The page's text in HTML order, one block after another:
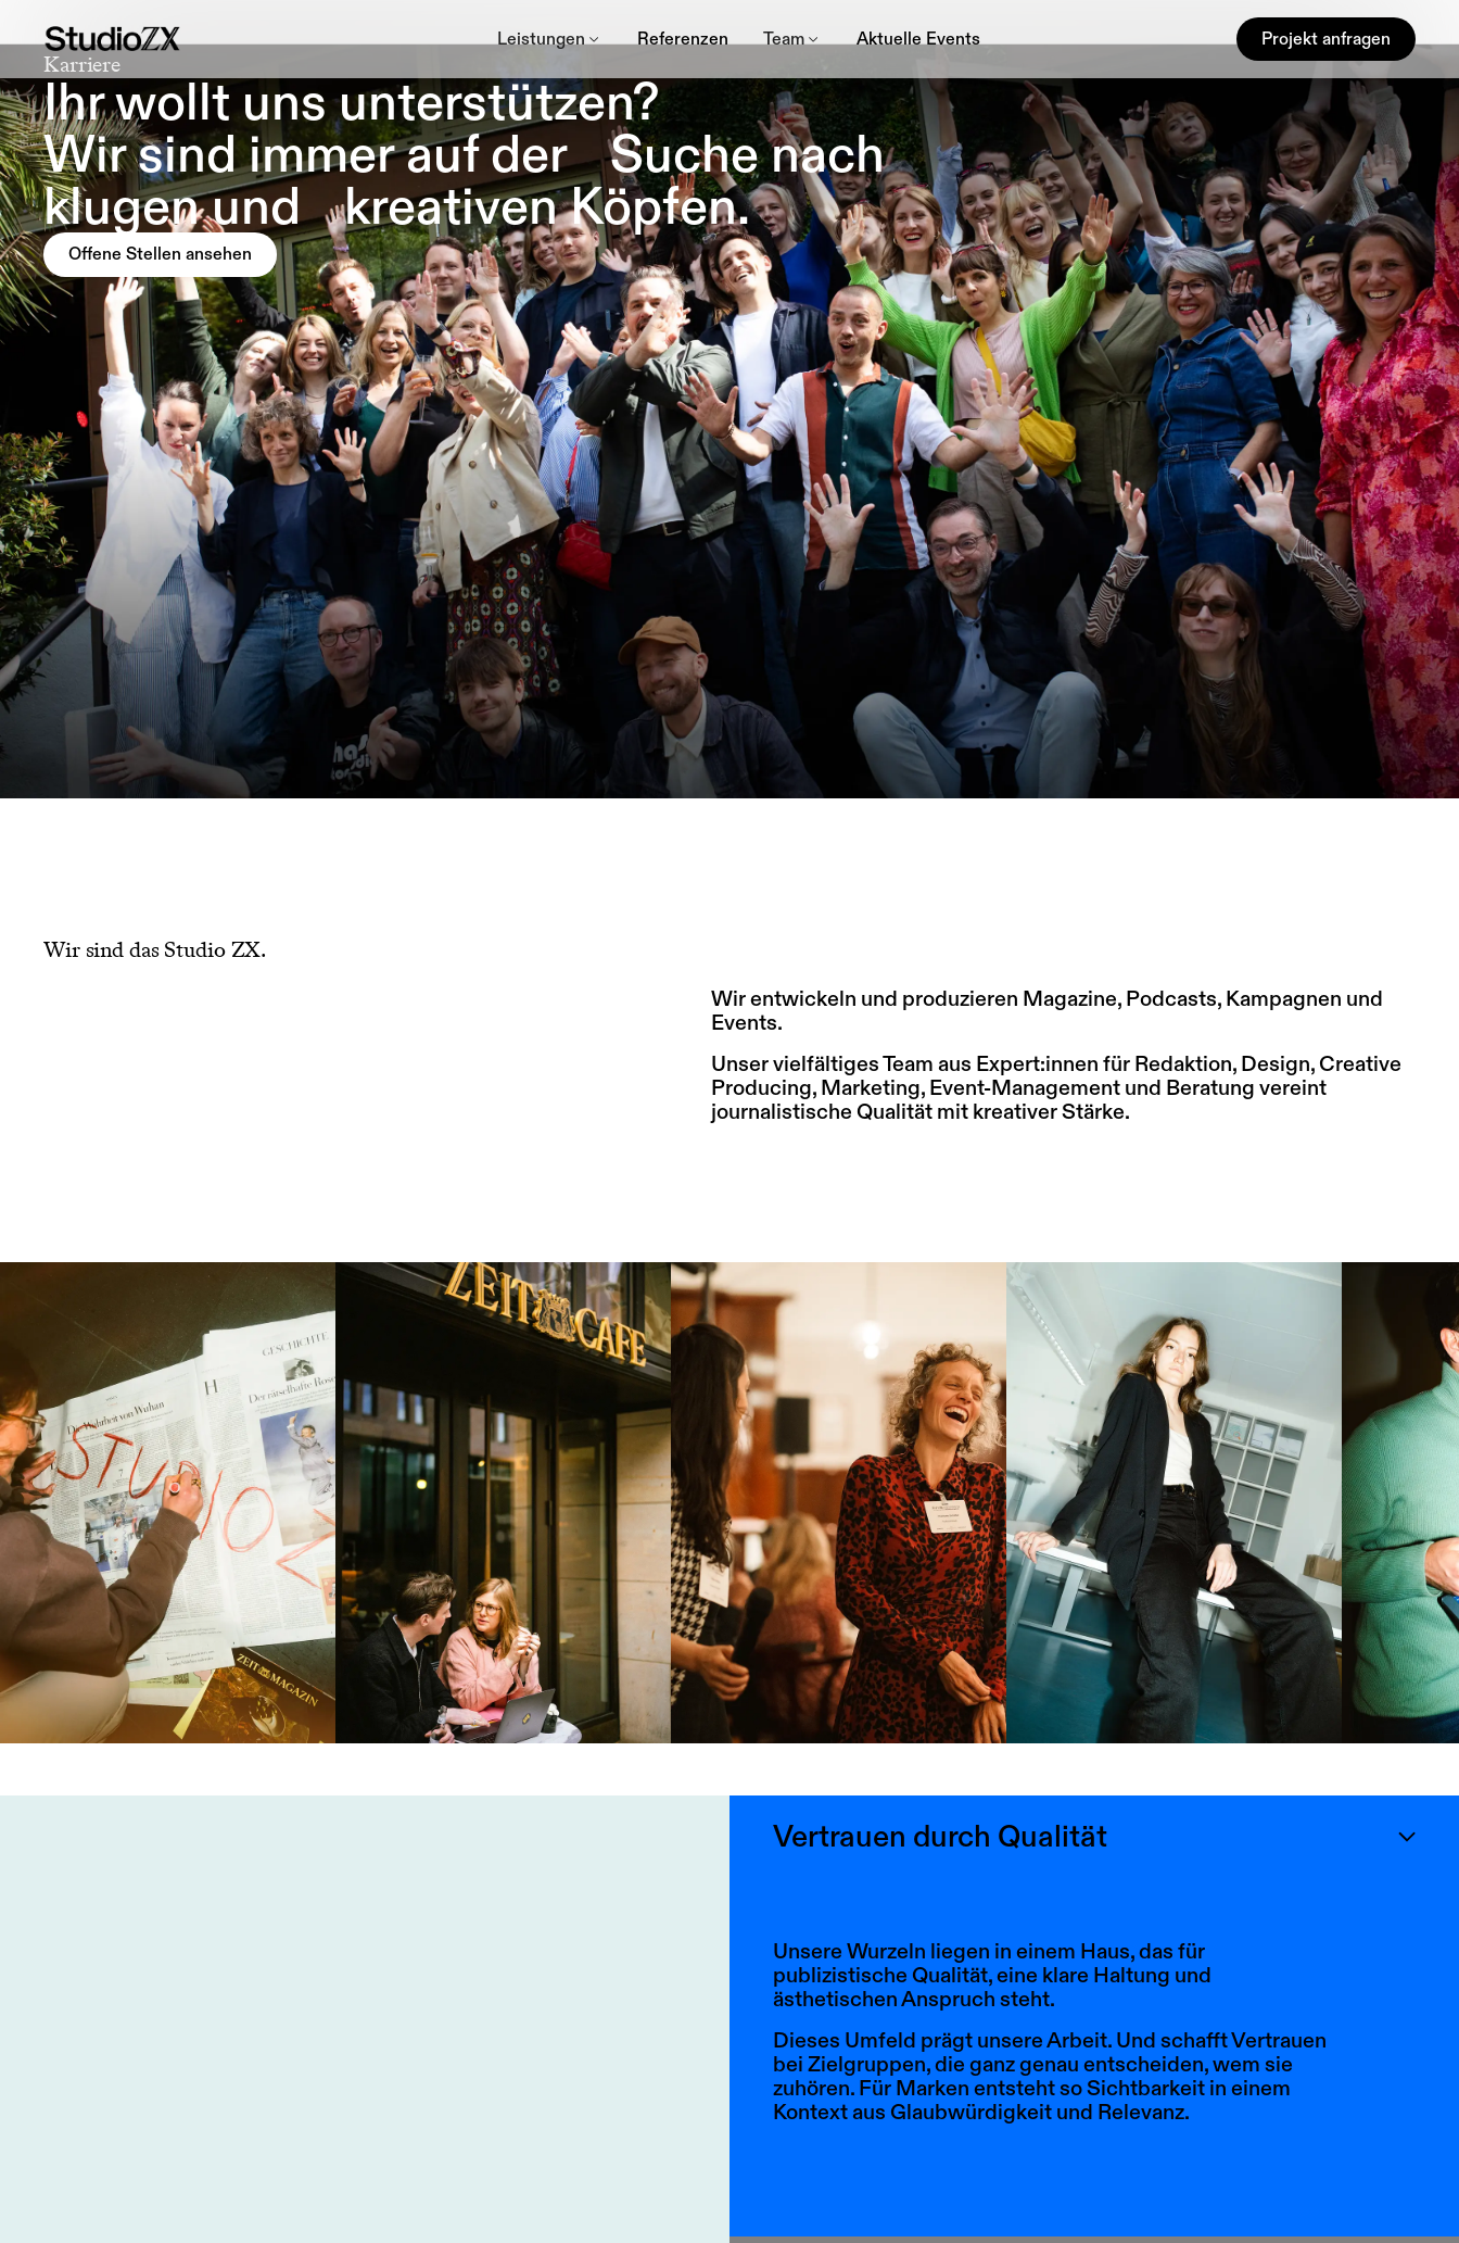
Leistungen Referenzen Team Aktuelle Events Projekt anfragen
Karriere
Ihr wollt uns unterstützen?
Wir sind immer auf der Suche nach
klugen und kreativen Köpfen.
Offene Stellen ansehen
Wir sind das Studio ZX.
Wir entwickeln und produzieren Magazine, Podcasts, Kampagnen und
Events.
Unser vielfältiges Team aus Expert:innen für Redaktion, Design, Creative
Producing, Marketing, Event-Management und Beratung vereint
journalistische Qualität mit kreativer Stärke.
Vertrauen durch Qualität
Unsere Wurzeln liegen in einem Haus, das für
publizistische Qualität, eine klare Haltung und
ästhetischen Anspruch steht.
Dieses Umfeld prägt unsere Arbeit. Und schafft Vertrauen
bei Zielgruppen, die ganz genau entscheiden, wem sie
zuhören. Für Marken entsteht so Sichtbarkeit in einem
Kontext aus Glaubwürdigkeit und Relevanz.